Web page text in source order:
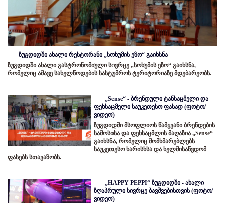
ზუგდიდში ახალი რესტორანი „სოხუმის ეზო“ გაიხსნა
ზუგდიდში ახალი გასტრონომიული სივრცე „სოხუმის ეზო“ გაიხსნა,
რომელიც ამავე სახელწოდების სასტუმროს ტერიტორიაზე მდებარეობს.
„Sense“ - ბრენდული ტანსაცმელი და
ფეხსაცმელი საუკეთესო ფასად (ფოტო/
ვიდეო)
ზუგდიდში მსოფლიოს წამყვანი ბრენდების
სამოსისა და ფეხსაცმლის მაღაზია „Sense“
გაიხსნა, რომელიც მომხმარებლებს
საუკეთესო ხარისხსა და ხელმისაწვდომ
ფასებს სთავაზობს.
„HAPPY PEPPI“ ზუგდიდში - ახალი
ზღაპრული სივრცე ბავშვებისთვის (ფოტო/
ვიდეო)